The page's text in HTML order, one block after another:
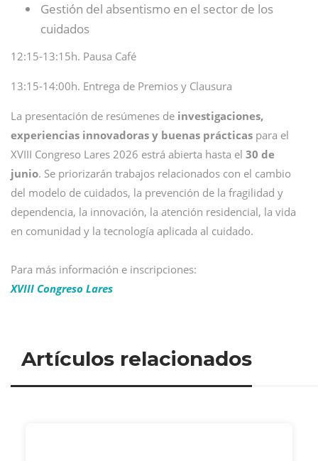
Gestión del absentismo en el sector de los
cuidados
12:15-13:15h. Pausa Café
13:15-14:00h. Entrega de Premios y Clausura
La presentación de resúmenes de investigaciones,
experiencias innovadoras y buenas prácticas para el
XVIII Congreso Lares 2026 estrá abierta hasta el 30 de
junio. Se priorizarán trabajos relacionados con el cambio
del modelo de cuidados, la prevención de la fragilidad y
dependencia, la innovación, la atención residencial, la vida
en comunidad y la tecnología aplicada al cuidado.
Para más información e inscripciones:
XVIII Congreso Lares
Artículos relacionados